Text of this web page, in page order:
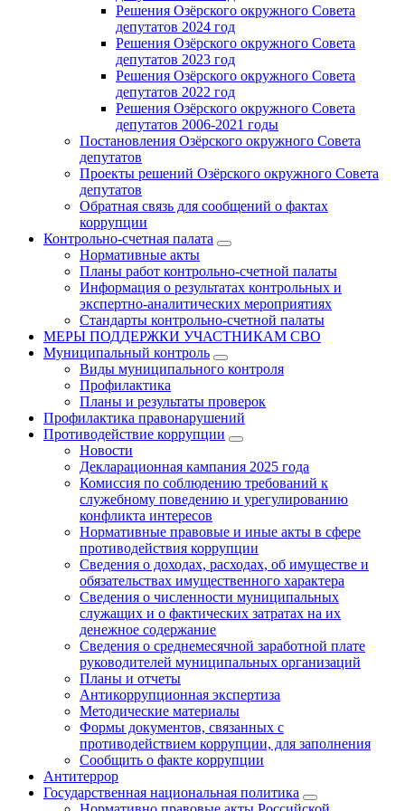
Решения Озёрского окружного Совета
депутатов 2024 год
Решения Озёрского окружного Совета
депутатов 2023 год
Решения Озёрского окружного Совета
депутатов 2022 год
Решения Озёрского окружного Совета
депутатов 2006-2021 годы
Постановления Озёрского окружного Совета
депутатов
Проекты решений Озёрского окружного Совета
депутатов
Обратная связь для сообщений о фактах
коррупции
Контрольно-счетная палата
Нормативные акты
Планы работ контрольно-счетной палаты
Информация о результатах контрольных и
экспертно-аналитических мероприятиях
Стандарты контрольно-счетной палаты
МЕРЫ ПОДДЕРЖКИ УЧАСТНИКАМ СВО
Муниципальный контроль
Виды муниципального контроля
Профилактика
Планы и результаты проверок
Профилактика правонарушений
Противодействие коррупции
Новости
Декларационная кампания 2025 года
Комиссия по соблюдению требований к
служебному поведению и урегулированию
конфликта интересов
Нормативные правовые и иные акты в сфере
противодействия коррупции
Сведения о доходах, расходах, об имуществе и
обязательствах имущественного характера
Сведения о численности муниципальных
служащих и о фактических затратах на их
денежное содержание
Сведения о среднемесячной заработной плате
руководителей муниципальных организаций
Планы и отчеты
Антикоррупционная экспертиза
Методические материалы
Формы документов, связанных с
противодействием коррупции, для заполнения
Сообщить о факте коррупции
Антитеррор
Государственная национальная политика